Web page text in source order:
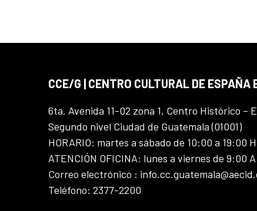
CCE/G | CENTRO CULTURAL DE ESPAÑA
6ta. Avenida 11-02 zona 1, Centro Histórico –
Segundo nivel Ciudad de Guatemala (01001)
HORARIO: martes a sábado de 10:00 a 19:00 H
ATENCIÓN OFICINA: lunes a viernes de 9:00
Correo electrónico :
Teléfono: 2377-2200